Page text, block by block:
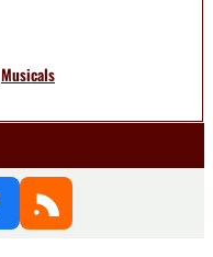
Musicals